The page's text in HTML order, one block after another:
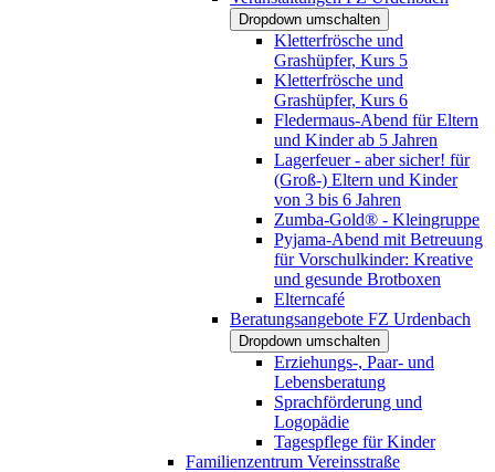
Dropdown umschalten
Kletterfrösche und
Grashüpfer, Kurs 5
Kletterfrösche und
Grashüpfer, Kurs 6
Fledermaus-Abend für Eltern
und Kinder ab 5 Jahren
Lagerfeuer - aber sicher! für
(Groß-) Eltern und Kinder
von 3 bis 6 Jahren
Zumba-Gold® - Kleingruppe
Pyjama-Abend mit Betreuung
für Vorschulkinder: Kreative
und gesunde Brotboxen
Elterncafé
Beratungsangebote FZ Urdenbach
Dropdown umschalten
Erziehungs-, Paar- und
Lebensberatung
Sprachförderung und
Logopädie
Tagespflege für Kinder
Familienzentrum Vereinsstraße